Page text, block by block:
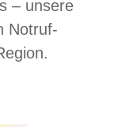
– unsere
Notruf-